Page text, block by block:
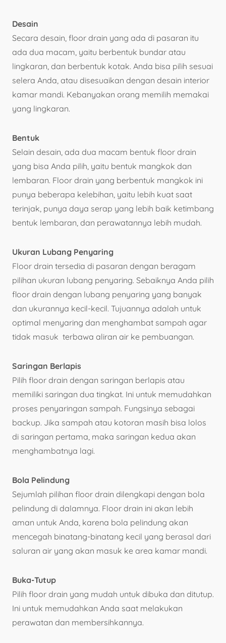
Desain
Secara desain, floor drain yang ada di pasaran itu
ada dua macam, yaitu berbentuk bundar atau
lingkaran, dan berbentuk kotak. Anda bisa pilih sesuai
selera Anda, atau disesuaikan dengan desain interior
kamar mandi. Kebanyakan orang memilih memakai
yang lingkaran.
Bentuk
Selain desain, ada dua macam bentuk floor drain
yang bisa Anda pilih, yaitu bentuk mangkok dan
lembaran. Floor drain yang berbentuk mangkok ini
punya beberapa kelebihan, yaitu lebih kuat saat
terinjak, punya daya serap yang lebih baik ketimbang
bentuk lembaran, dan perawatannya lebih mudah.
Ukuran Lubang Penyaring
Floor drain tersedia di pasaran dengan beragam
pilihan ukuran lubang penyaring. Sebaiknya Anda pilih
floor drain dengan lubang penyaring yang banyak
dan ukurannya kecil-kecil. Tujuannya adalah untuk
optimal menyaring dan menghambat sampah agar
tidak masuk terbawa aliran air ke pembuangan.
Saringan Berlapis
Pilih floor drain dengan saringan berlapis atau
memiliki saringan dua tingkat. Ini untuk memudahkan
proses penyaringan sampah. Fungsinya sebagai
backup. Jika sampah atau kotoran masih bisa lolos
di saringan pertama, maka saringan kedua akan
menghambatnya lagi.
Bola Pelindung
Sejumlah pilihan floor drain dilengkapi dengan bola
pelindung di dalamnya. Floor drain ini akan lebih
aman untuk Anda, karena bola pelindung akan
mencegah binatang-binatang kecil yang berasal dari
saluran air yang akan masuk ke area kamar mandi.
Buka-Tutup
Pilih floor drain yang mudah untuk dibuka dan ditutup.
Ini untuk memudahkan Anda saat melakukan
perawatan dan membersihkannya.